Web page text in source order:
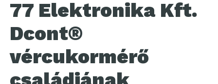
77 Elektronika Kft.
Dcont®
vércukormérő